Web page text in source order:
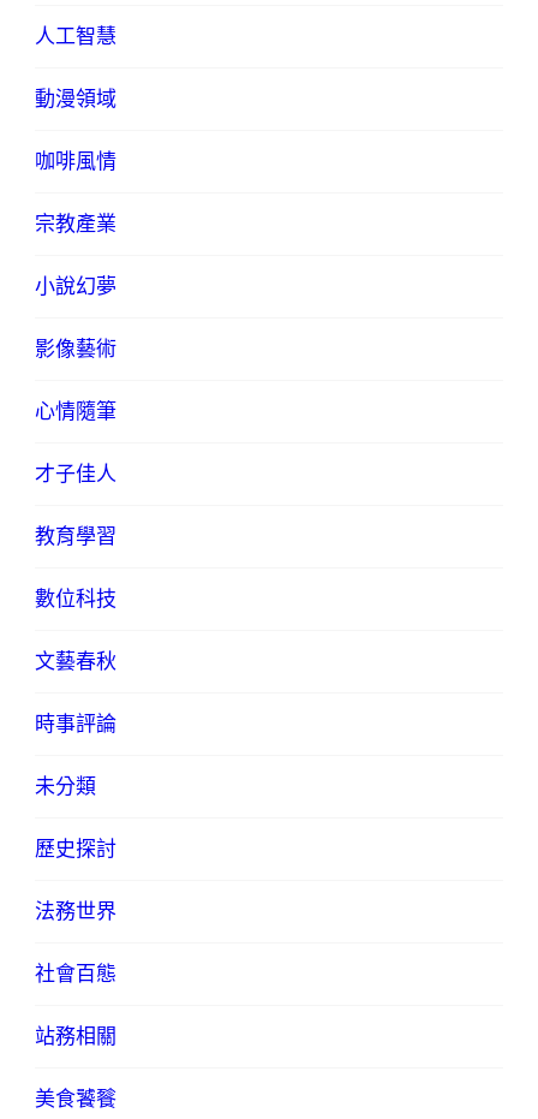
人工智慧
動漫領域
咖啡風情
宗教產業
小說幻夢
影像藝術
心情隨筆
才子佳人
教育學習
數位科技
文藝春秋
時事評論
未分類
歷史探討
法務世界
社會百態
站務相關
美食饕餮